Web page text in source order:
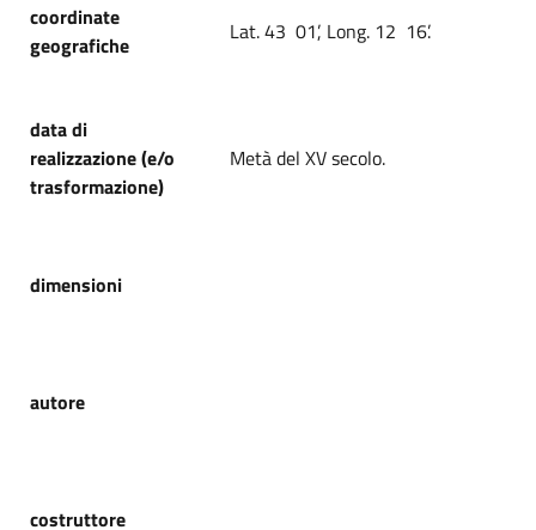
coordinate
geografiche
Lat. 43 01’, Long. 12 16’.
data di
realizzazione (e/o
trasformazione)
Metà del XV secolo.
dimensioni
autore
costruttore